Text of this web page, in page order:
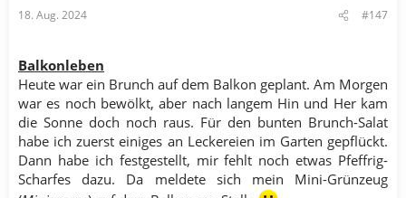
18. Aug. 2024 #147
Balkonleben
Heute war ein Brunch auf dem Balkon geplant. Am Morgen
war es noch bewölkt, aber nach langem Hin und Her kam
die Sonne doch noch raus. Für den bunten Brunch-Salat
habe ich zuerst einiges an Leckereien im Garten gepflückt.
Dann habe ich festgestellt, mir fehlt noch etwas Pfeffrig-
Scharfes dazu. Da meldete sich mein Mini-Grünzeug